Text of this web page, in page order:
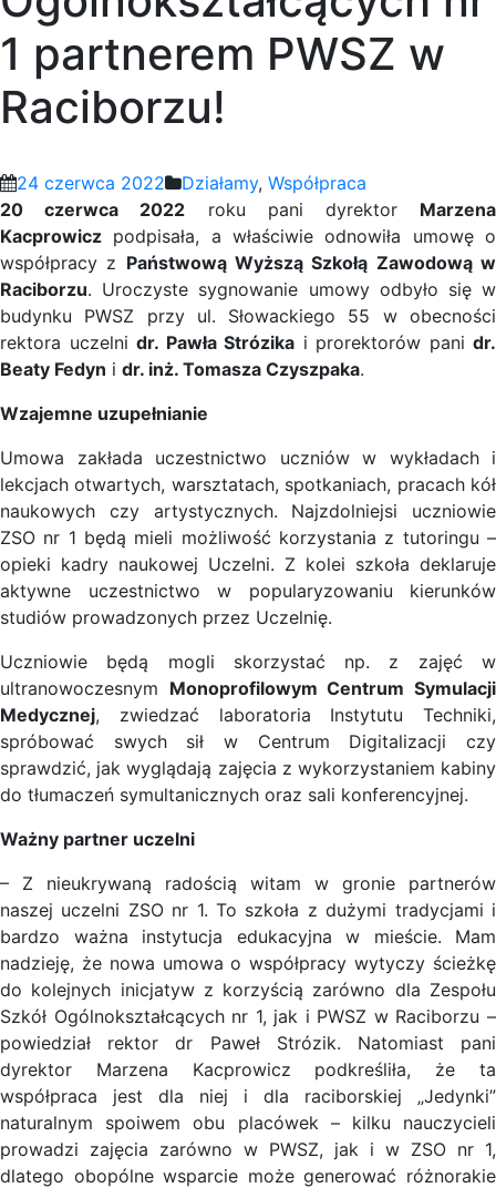
1 partnerem PWSZ w
Raciborzu!
24 czerwca 2022 Działamy, Współpraca
20 czerwca 2022 roku pani dyrektor Marzena
Kacprowicz podpisała, a właściwie odnowiła umowę o
współpracy z Państwową Wyższą Szkołą Zawodową w
Raciborzu. Uroczyste sygnowanie umowy odbyło się w
budynku PWSZ przy ul. Słowackiego 55 w obecności
rektora uczelni dr. Pawła Strózika i prorektorów pani dr.
Beaty Fedyn i dr. inż. Tomasza Czyszpaka.
Wzajemne uzupełnianie
Umowa zakłada uczestnictwo uczniów w wykładach i
lekcjach otwartych, warsztatach, spotkaniach, pracach kół
naukowych czy artystycznych. Najzdolniejsi uczniowie
ZSO nr 1 będą mieli możliwość korzystania z tutoringu –
opieki kadry naukowej Uczelni. Z kolei szkoła deklaruje
aktywne uczestnictwo w popularyzowaniu kierunków
studiów prowadzonych przez Uczelnię.
Uczniowie będą mogli skorzystać np. z zajęć w
ultranowoczesnym Monoprofilowym Centrum Symulacji
Medycznej, zwiedzać laboratoria Instytutu Techniki,
spróbować swych sił w Centrum Digitalizacji czy
sprawdzić, jak wyglądają zajęcia z wykorzystaniem kabiny
do tłumaczeń symultanicznych oraz sali konferencyjnej.
Ważny partner uczelni
– Z nieukrywaną radością witam w gronie partnerów
naszej uczelni ZSO nr 1. To szkoła z dużymi tradycjami i
bardzo ważna instytucja edukacyjna w mieście. Mam
nadzieję, że nowa umowa o współpracy wytyczy ścieżkę
do kolejnych inicjatyw z korzyścią zarówno dla Zespołu
Szkół Ogólnokształcących nr 1, jak i PWSZ w Raciborzu –
powiedział rektor dr Paweł Strózik. Natomiast pani
dyrektor Marzena Kacprowicz podkreśliła, że ta
współpraca jest dla niej i dla raciborskiej „Jedynki”
naturalnym spoiwem obu placówek – kilku nauczycieli
prowadzi zajęcia zarówno w PWSZ, jak i w ZSO nr 1,
dlatego obopólne wsparcie może generować różnorakie